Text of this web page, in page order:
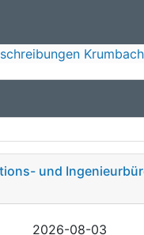
Krumbach
und
2026-08-03